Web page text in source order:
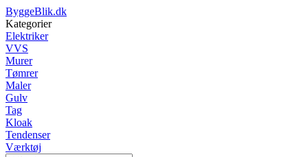
ByggeBlik.dk
Kategorier
Elektriker
VVS
Murer
Tømrer
Maler
Gulv
Tag
Kloak
Tendenser
Værktøj